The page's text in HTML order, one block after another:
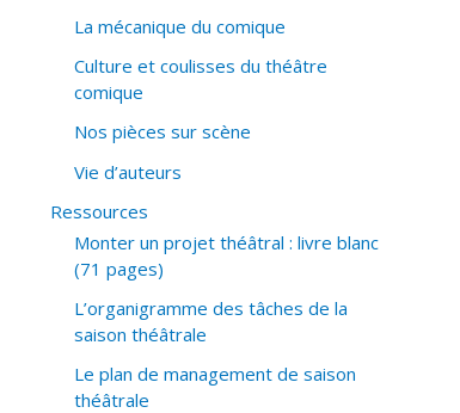
La mécanique du comique
Culture et coulisses du théâtre
comique
Nos pièces sur scène
Vie d’auteurs
Ressources
Monter un projet théâtral : livre blanc
(71 pages)
L’organigramme des tâches de la
saison théâtrale
Le plan de management de saison
théâtrale